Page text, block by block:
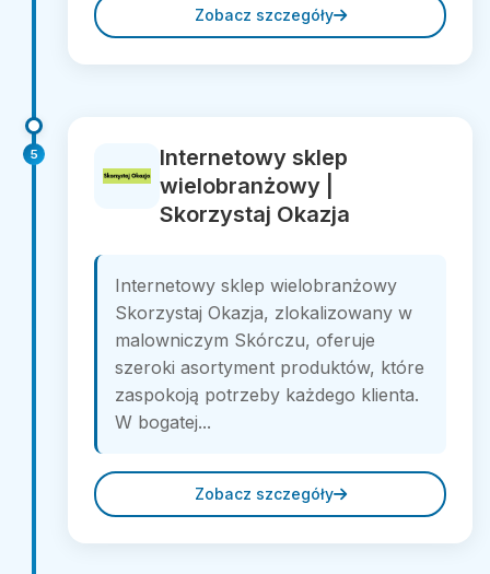
Zobacz szczegóły
5
Internetowy sklep
wielobranżowy |
Skorzystaj Okazja
Internetowy sklep wielobranżowy
Skorzystaj Okazja, zlokalizowany w
malowniczym Skórczu, oferuje
szeroki asortyment produktów, które
zaspokoją potrzeby każdego klienta.
W bogatej...
Zobacz szczegóły